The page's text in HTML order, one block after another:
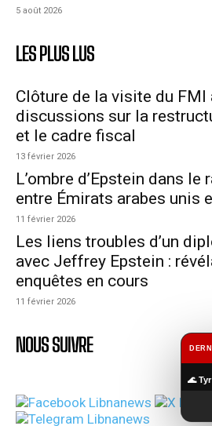
5 août 2026
LES PLUS LUS
Clôture de la visite du FMI
discussions sur la
et le cadre fiscal
13 février 2026
L’ombre d’Epstein dans le
entre Émirats arabes unis
11 février 2026
Les liens troubles d’un
avec Jeffrey Epstein :
enquêtes en cours
11 février 2026
NOUS SUIVRE
🌊